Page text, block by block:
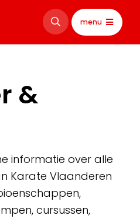
menu
&
informatie over alle
Karate Vlaanderen
cursussen,